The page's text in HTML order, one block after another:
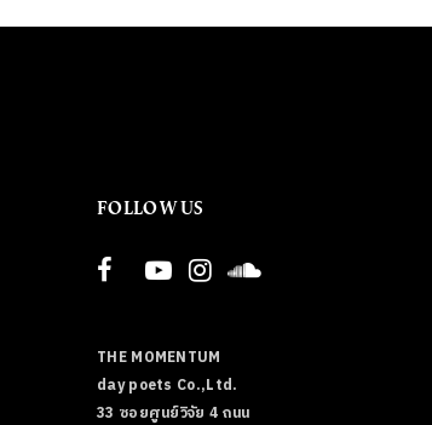
FOLLOW US
THE MOMENTUM
day poets Co.,Ltd.
33 ซอยศูนย์วิจัย 4 ถนน